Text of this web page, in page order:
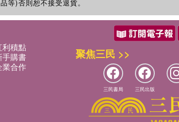
等)否則恕不接受退貨。
利積點
手購書
業合作
聚焦三民 >>
三民書局 三民出版